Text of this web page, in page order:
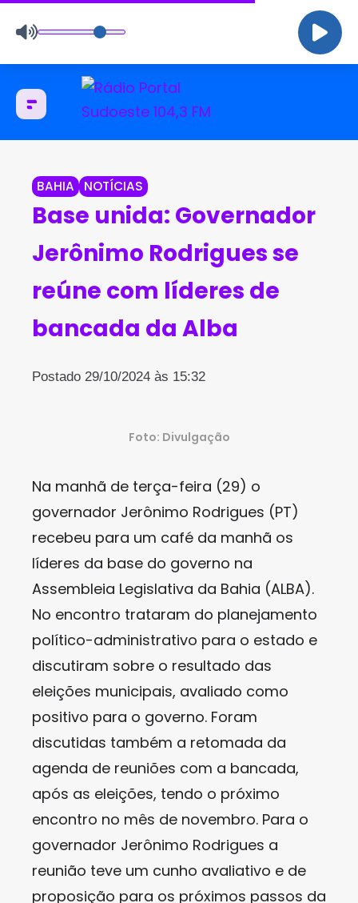
BAHIA NOTÍCIAS
Base unida: Governador
Jerônimo Rodrigues se
reúne com líderes de
bancada da Alba
Postado 29/10/2024 às 15:32
Foto: Divulgação
Na manhã de terça-feira (29) o
governador Jerônimo Rodrigues (PT)
recebeu para um café da manhã os
líderes da base do governo na
Assembleia Legislativa da Bahia (ALBA).
No encontro trataram do planejamento
político-administrativo para o estado e
discutiram sobre o resultado das
eleições municipais, avaliado como
positivo para o governo. Foram
discutidas também a retomada da
agenda de reuniões com a bancada,
após as eleições, tendo o próximo
encontro no mês de novembro. Para o
governador Jerônimo Rodrigues a
reunião teve um cunho avaliativo e de
proposição para os próximos passos da